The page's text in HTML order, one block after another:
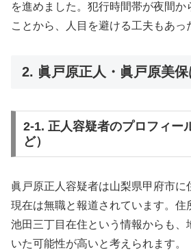
を進めました。犯行時間帯が夜間か
ことから、人目を避ける工夫もあっ
2. 眞戸原正人・眞戸原美保
2-1. 正人容疑者のプロフィー
ど）
眞戸原正人容疑者は山梨県甲府市に
現在は無職と報道されています。住
池田三丁目在住という情報からも、
いた可能性が高いと考えられます。